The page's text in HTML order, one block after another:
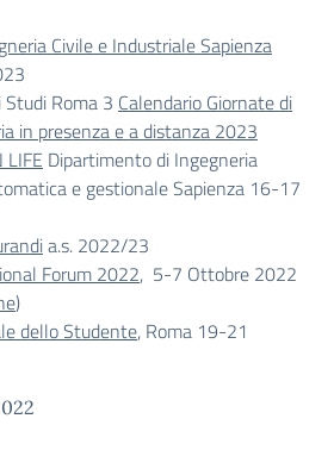
Civile e Industriale Sapienza
Roma 3 Calendario Giornate di
in presenza e a distanza 2023
LIFE Dipartimento di Ingegneria
e gestionale Sapienza 16-17
a.s. 2022/23
Forum 2022, 5-7 Ottobre 2022
)
dello Studente, Roma 19-21